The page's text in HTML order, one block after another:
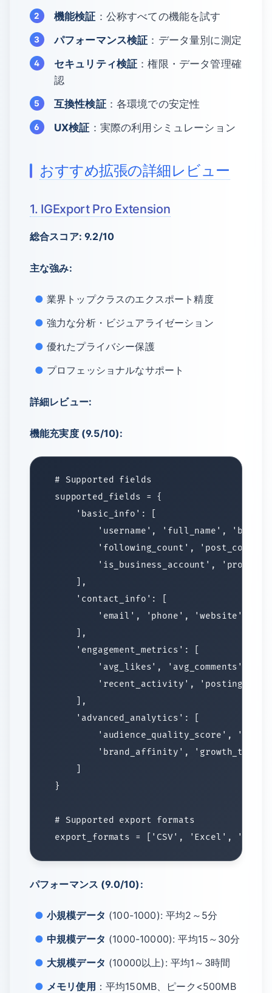
機能検証 ：公称すべての機能を試す
パフォーマンス検証 ：データ量別に測定
セキュリティ検証 ：権限・データ管理確
認
互換性検証：各環境での安定性
UX検証 ：実際の利用シミュレーション
おすすめ拡張の詳細レビュー
1. IGExport Pro Extension
総合スコア: 9.2/10
主な強み:
業界トップクラスのエクスポート精度
強力な分析・ビジュアライゼーション
優れたプライバシー保護
プロフェッショナルなサポート
詳細レビュー:
機能充実度 (9.5/10):
パフォーマンス (9.0/10):
小規模データ (100-1000): 平均2～5分
中規模データ (1000-10000): 平均15～30分
大規模データ (10000以上): 平均1～3時間
メモリ使用 ：平均150MB、ピーク<500MB